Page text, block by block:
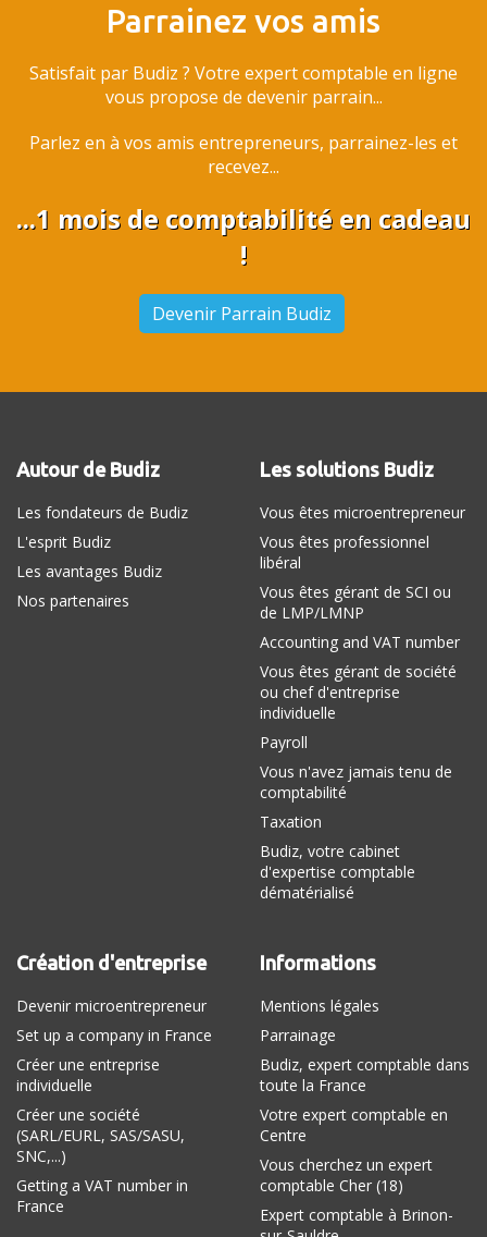
Parrainez vos amis
Satisfait par Budiz ? Votre expert comptable en ligne
vous propose de devenir parrain...
Parlez en à vos amis entrepreneurs, parrainez-les et
recevez...
...1 mois de comptabilité en cadeau
!
Devenir Parrain Budiz
Autour de Budiz
Les fondateurs de Budiz
L'esprit Budiz
Les avantages Budiz
Nos partenaires
Les solutions Budiz
Vous êtes microentrepreneur
Vous êtes professionnel
libéral
Vous êtes gérant de SCI ou
de LMP/LMNP
Accounting and VAT number
Vous êtes gérant de société
ou chef d'entreprise
individuelle
Payroll
Vous n'avez jamais tenu de
comptabilité
Taxation
Budiz, votre cabinet
d'expertise comptable
dématérialisé
Création d'entreprise
Devenir microentrepreneur
Set up a company in France
Créer une entreprise
individuelle
Créer une société
(SARL/EURL, SAS/SASU,
SNC,...)
Getting a VAT number in
France
Informations
Mentions légales
Parrainage
Budiz, expert comptable dans
toute la France
Votre expert comptable en
Centre
Vous cherchez un expert
comptable Cher (18)
Expert comptable à Brinon-